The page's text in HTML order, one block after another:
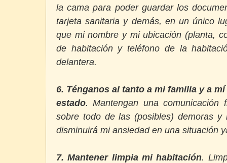
la cama para poder guardar los
tarjeta sanitaria y demás, en un único
que mi nombre y mi ubicación (planta,
de habitación y teléfono de la
delantera.
6. Ténganos al tanto a mi familia y a
estado. Mantengan una comunicación
sobre todo de las (posibles) demoras
disminuirá mi ansiedad en una situación
7. Mantener limpia mi habitación.